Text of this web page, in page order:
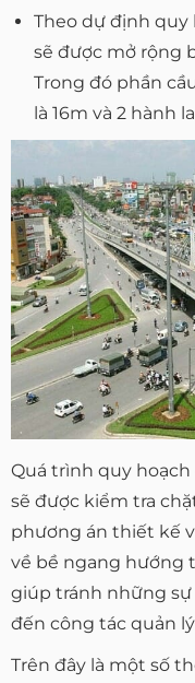
Theo dự định quy
sẽ được mở rộng
Trong đó phần
là 16m và 2 hành
Quá trình quy hoạch
sẽ được kiểm tra
phương án thiết kế
về bề ngang hướng
giúp tránh những sự
đến công tác quản
Trên đây là một số